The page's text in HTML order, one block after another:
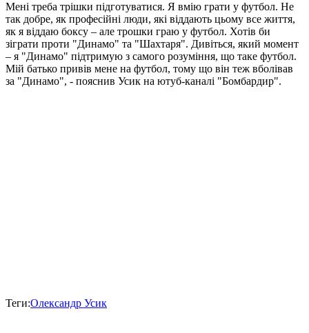
Мені треба трішки підготуватися. Я вмію грати у футбол. Не
так добре, як професійні люди, які віддають цьому все життя,
як я віддаю боксу – але трошки граю у футбол. Хотів би
зіграти проти "Динамо" та "Шахтаря". Дивіться, який момент
– я "Динамо" підтримую з самого розуміння, що таке футбол.
Мій батько привів мене на футбол, тому що він теж вболівав
за "Динамо", - пояснив Усик на ютуб-каналі "Бомбардир".
Теги:Олександр Усик